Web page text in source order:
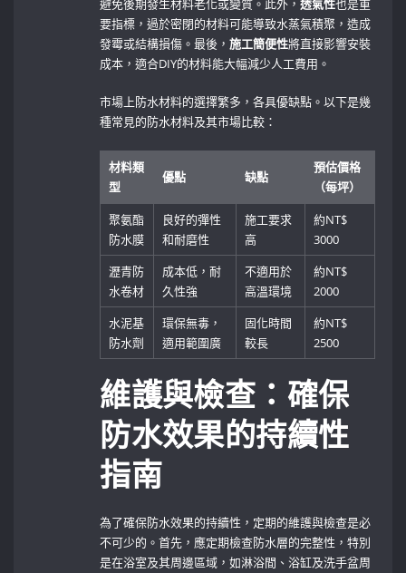
避免後期發生材料老化或變質。此外，透氣性也是重
要指標，過於密閉的材料可能導致水蒸氣積聚，造成
發霉或結構損傷。最後，施工簡便性將直接影響安裝
成本，適合DIY的材料能大幅減少人工費用。
市場上防水材料的選擇繁多，各具優缺點。以下是幾
種常見的防水材料及其市場比較：
材料類
型
優點 缺點
預估價格
（每坪）
聚氨酯
防水膜
良好的彈性
和耐磨性
施工要求
高
約NT$
⁣3000
瀝青防
水卷材
成本低，耐
久性強
不適用於
高溫環境
約NT$‍
2000
水泥基
防水劑
環保無毒，
適用範圍廣
固化時間
較長
約NT$
2500
維護與檢查：確保
防水效果的持續性
指南
為了確保防水效果的持續性，定期的維護與檢查是必
不可少的。首先，應定期檢查防水層的完整性，特別
是在浴室及其周邊區域，如淋浴間、浴缸及洗手盆周